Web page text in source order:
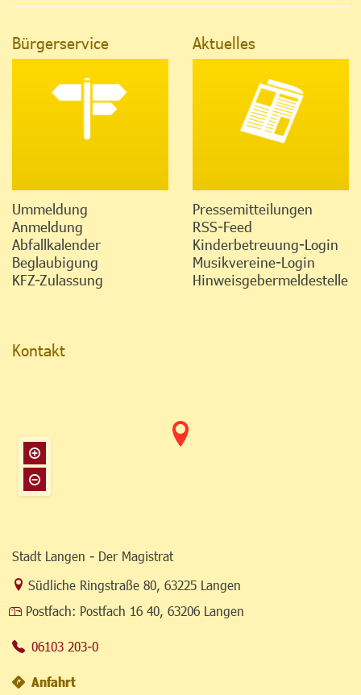
Bürgerservice
Ummeldung
Anmeldung
Abfallkalender
Beglaubigung
KFZ-Zulassung
Aktuelles
Pressemitteilungen
RSS-Feed
Kinderbetreuung-Login
Musikvereine-Login
Hinweisgebermeldestelle
Kontakt
Stadt Langen - Der Magistrat
Link zur Google-Maps Navigation
Südliche Ringstraße 80, 63225 Langen
Postfach: Postfach 16 40, 63206 Langen
06103 203-0
Anfahrt